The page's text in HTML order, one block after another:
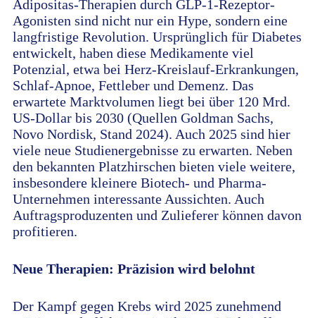
Adipositas-Therapien durch GLP-1-Rezeptor-
Agonisten sind nicht nur ein Hype, sondern eine
langfristige Revolution. Ursprünglich für Diabetes
entwickelt, haben diese Medikamente viel
Potenzial, etwa bei Herz-Kreislauf-Erkrankungen,
Schlaf-Apnoe, Fettleber und Demenz. Das
erwartete Marktvolumen liegt bei über 120 Mrd.
US-Dollar bis 2030 (Quellen Goldman Sachs,
Novo Nordisk, Stand 2024). Auch 2025 sind hier
viele neue Studienergebnisse zu erwarten. Neben
den bekannten Platzhirschen bieten viele weitere,
insbesondere kleinere Biotech- und Pharma-
Unternehmen interessante Aussichten. Auch
Auftragsproduzenten und Zulieferer können davon
profitieren.
Neue Therapien: Präzision wird belohnt
Der Kampf gegen Krebs wird 2025 zunehmend